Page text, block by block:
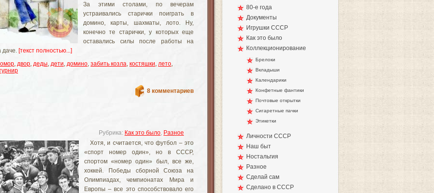
За этими столами, по вечерам
устраивались старички поиграть в
домино, карты, шахматы, лото. Ну,
конечно те старички, у которых еще
оставались силы после работы на
даче. [текст полностью...]
, двор, деды, дети, домино, забить козла, костяшки, лето,
8 комментариев
Рубрика: Как это было, Разное
Хотя, и считается, что футбол – это
«спорт номер один», но в СССР,
спортом «номер один» был, все же,
хоккей. Победы сборной Союза на
Олимпиадах, чемпионатах Мира и
Европы – все это способствовало его
80-е года
Документы
Игрушки СССР
Как это было
Коллекционирование
Брелоки
Вкладыши
Календарики
Конфетные фантики
Почтовые открытки
Сигаретные пачки
Этикетки
Личности СССР
Наш быт
Ностальгия
Разное
Сделай сам
Сделано в СССР